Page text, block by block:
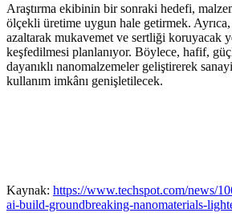
Araştırma ekibinin bir sonraki hedefi,
ölçekli üretime uygun hale getirmek.
azaltarak mukavemet ve sertliği koruyacak
keşfedilmesi planlanıyor. Böylece, hafif,
dayanıklı nanomalzemeler geliştirerek
kullanım imkânı genişletilecek.
Kaynak: https://www.techspot.com/news/
ai-build-groundbreaking-nanomaterials-